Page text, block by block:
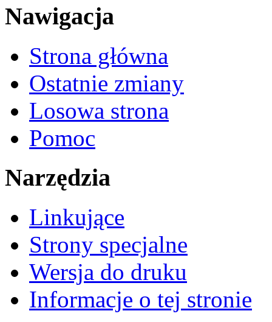
Nawigacja
Strona główna
Ostatnie zmiany
Losowa strona
Pomoc
Narzędzia
Linkujące
Strony specjalne
Wersja do druku
Informacje o tej stronie